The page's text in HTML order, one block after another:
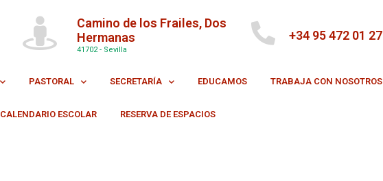
Camino de los Frailes, Dos
Hermanas
41702 - Sevilla
+34 95 472 01 27
PASTORAL SECRETARÍA EDUCAMOS TRABAJA CON NOSOTROS
CALENDARIO ESCOLAR RESERVA DE ESPACIOS